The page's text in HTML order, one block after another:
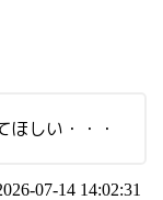
しい・・・
07-14 14:02:31